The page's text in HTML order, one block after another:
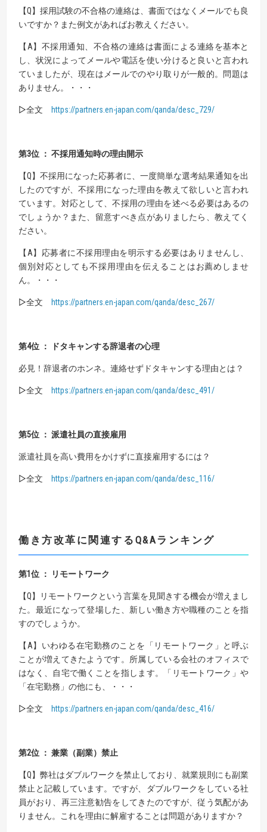
【Q】採用試験の不合格の連絡は、書面ではなくメールでも良
いですか？また例文があればお教えください。
【A】不採用通知、不合格の連絡は書面による連絡を基本と
し、状況によってメールや電話を使い分けると良いと言われ
ていましたが、現在はメールでのやり取りが一般的。問題は
ありません。・・・
▷全文 https://partners.en-japan.com/qanda/desc_729/
第3位 ： 不採用通知時の理由開示
【Q】不採用になった応募者に、一度簡単な選考結果通知を出
したのですが、不採用になった理由を教えて欲しいと言われ
ています。対応として、不採用の理由を述べる必要はあるの
でしょうか？また、留意すべき点がありましたら、教えてく
ださい。
【A】応募者に不採用理由を明示する必要はありませんし、
個別対応としても不採用理由を伝えることはお薦めしませ
ん。・・・
▷全文 https://partners.en-japan.com/qanda/desc_267/
第4位 ： ドタキャンする辞退者の心理
必見！辞退者のホンネ。連絡せずドタキャンする理由とは？
▷全文 https://partners.en-japan.com/qanda/desc_491/
第5位 ： 派遣社員の直接雇用
派遣社員を高い費用をかけずに直接雇用するには？
▷全文 https://partners.en-japan.com/qanda/desc_116/
働き方改革に関連する Q&Aランキング
第1位 ： リモートワーク
【Q】リモートワークという言葉を見聞きする機会が増えまし
た。最近になって登場した、新しい働き方や職種のことを指
すのでしょうか。
【A】いわゆる在宅勤務のことを「リモートワーク」と呼ぶ
ことが増えてきたようです。所属している会社のオフィスで
はなく、自宅で働くことを指します。「リモートワーク」や
「在宅勤務」の他にも、・・・
▷全文 https://partners.en-japan.com/qanda/desc_416/
第2位 ： 兼業（副業）禁止
【Q】弊社はダブルワークを禁止しており、就業規則にも副業
禁止と記載しています。ですが、ダブルワークをしている社
員がおり、再三注意勧告をしてきたのですが、従う気配があ
りません。これを理由に解雇することは問題がありますか？